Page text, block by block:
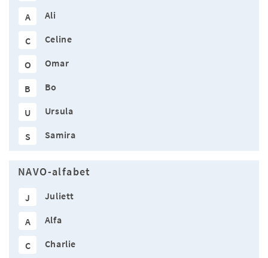
A Ali
C Celine
O Omar
B Bo
U Ursula
S Samira
NAVO-alfabet
J Juliett
A Alfa
C Charlie